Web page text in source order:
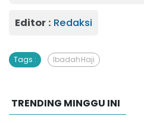
Editor : Redaksi
Tags : Ibadah Haji
TRENDING MINGGU INI